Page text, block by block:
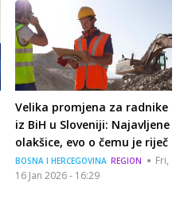
Velika promjena za radnike
iz BiH u Sloveniji: Najavljene
olakšice, evo o čemu je riječ
BOSNA I HERCEGOVINA REGION
Fri,
16 Jan 2026 - 16:29